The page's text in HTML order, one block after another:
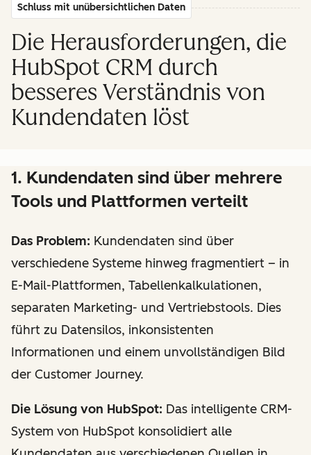
Schluss mit unübersichtlichen Daten
Die Herausforderungen, die
HubSpot CRM durch
besseres Verständnis von
Kundendaten löst
1. Kundendaten sind über mehrere
Tools und Plattformen verteilt
Das Problem: Kundendaten sind über
verschiedene Systeme hinweg fragmentiert – in
E-Mail-Plattformen, Tabellenkalkulationen,
separaten Marketing- und Vertriebstools. Dies
führt zu Datensilos, inkonsistenten
Informationen und einem unvollständigen Bild
der Customer Journey.
Die Lösung von HubSpot: Das intelligente CRM-
System von HubSpot konsolidiert alle